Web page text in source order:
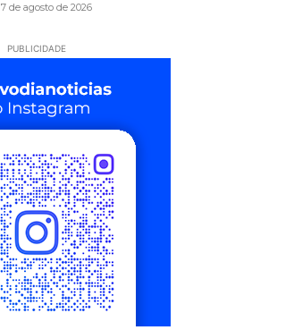
7 de agosto de 2026
PUBLICIDADE